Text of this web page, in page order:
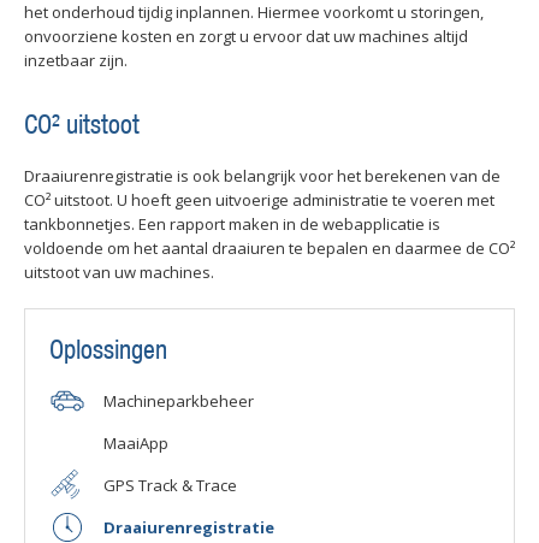
het onderhoud tijdig inplannen. Hiermee voorkomt u storingen,
onvoorziene kosten en zorgt u ervoor dat uw machines altijd
inzetbaar zijn.
CO² uitstoot
Draaiurenregistratie is ook belangrijk voor het berekenen van de
CO² uitstoot. U hoeft geen uitvoerige administratie te voeren met
tankbonnetjes. Een rapport maken in de webapplicatie is
voldoende om het aantal draaiuren te bepalen en daarmee de CO²
uitstoot van uw machines.
Oplossingen
Machineparkbeheer
MaaiApp
GPS Track & Trace
Draaiurenregistratie